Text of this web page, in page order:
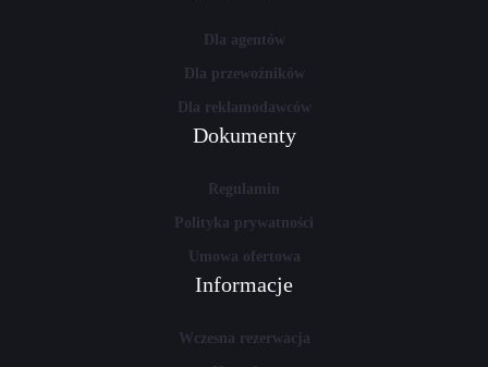
Dla agentów
Dla przewoźników
Dla reklamodawców
Dokumenty
Regulamin
Polityka prywatności
Umowa ofertowa
Informacje
Wczesna rezerwacja